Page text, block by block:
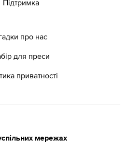
Підтримка
про нас
для преси
приватності
мережах